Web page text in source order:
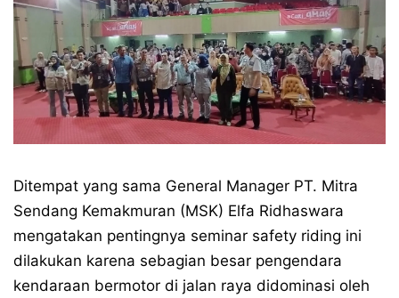
Ditempat yang sama General Manager PT. Mitra
Sendang Kemakmuran (MSK) Elfa Ridhaswara
mengatakan pentingnya seminar safety riding ini
dilakukan karena sebagian besar pengendara
kendaraan bermotor di jalan raya didominasi oleh